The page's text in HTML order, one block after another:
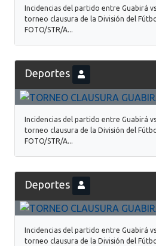
Incidencias del partido entre Guabirá
torneo clausura de la División del
FOTO/STR/A...
Deportes
Incidencias del partido entre Guabirá
torneo clausura de la División del
FOTO/STR/A...
Deportes
Incidencias del partido entre Guabirá
torneo clausura de la División del